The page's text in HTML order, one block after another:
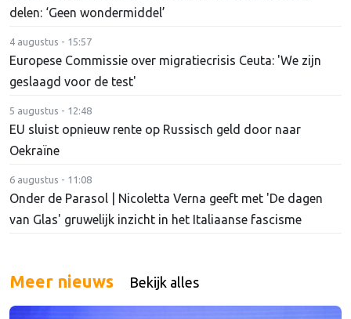
delen: ‘Geen wondermiddel’
4 augustus - 15:57
Europese Commissie over migratiecrisis Ceuta: 'We zijn
geslaagd voor de test'
5 augustus - 12:48
EU sluist opnieuw rente op Russisch geld door naar
Oekraïne
6 augustus - 11:08
Onder de Parasol | Nicoletta Verna geeft met 'De dagen
van Glas' gruwelijk inzicht in het Italiaanse fascisme
Meer nieuws Bekijk alles